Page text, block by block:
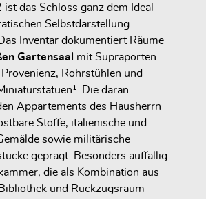
ist das Schloss ganz dem Ideal
Selbstdarstellung
Inventar dokumentiert Räume
Gartensaal
mit Supraporten
Rohrstühlen und
Die daran
Appartements des Hausherrn
Stoffe, italienische und
sowie militärische
geprägt. Besonders auffällig
die als Kombination aus
und Rückzugsraum